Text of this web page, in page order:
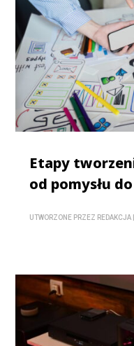
Etapy
od pomysłu
UTWORZONE PRZEZ REDAKCJA